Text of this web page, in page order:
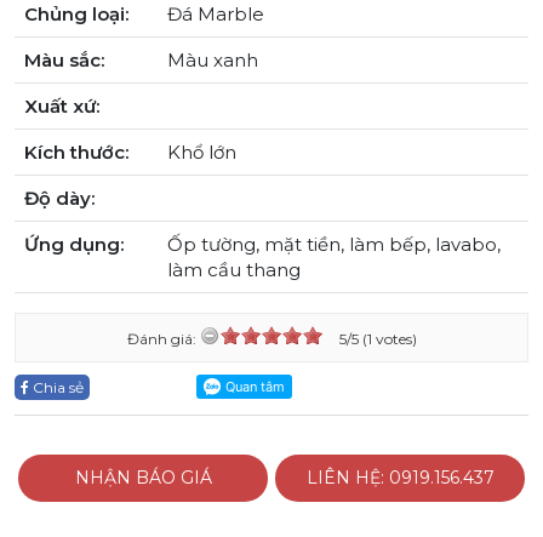
Chủng loại:
Đá Marble
Màu sắc:
Màu xanh
Xuất xứ:
Kích thước:
Khổ lớn
Độ dày:
Ứng dụng:
Ốp tường, mặt tiền, làm bếp, lavabo,
làm cầu thang
Đánh giá: 5/5 (1 votes)
Chia sẻ
NHẬN BÁO GIÁ LIÊN HỆ: 0919.156.437